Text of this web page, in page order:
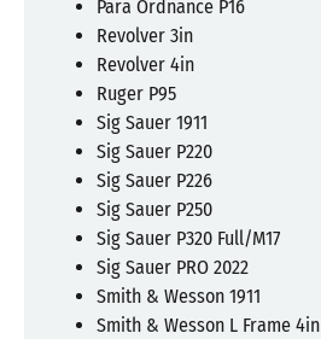
Para Ordnance P16
Revolver 3in
Revolver 4in
Ruger P95
Sig Sauer 1911
Sig Sauer P220
Sig Sauer P226
Sig Sauer P250
Sig Sauer P320 Full/M17
Sig Sauer PRO 2022
Smith & Wesson 1911
Smith & Wesson L Frame 4in